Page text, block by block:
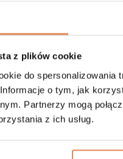
z plików cookie
do spersonalizowania
o tym, jak
Partnerzy mogą
z ich usług.